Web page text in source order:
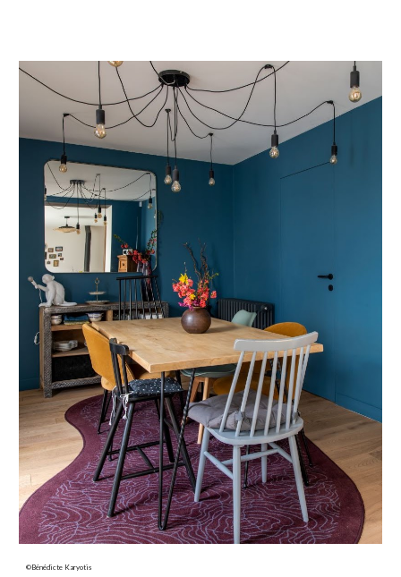
©Bénédicte Karyotis